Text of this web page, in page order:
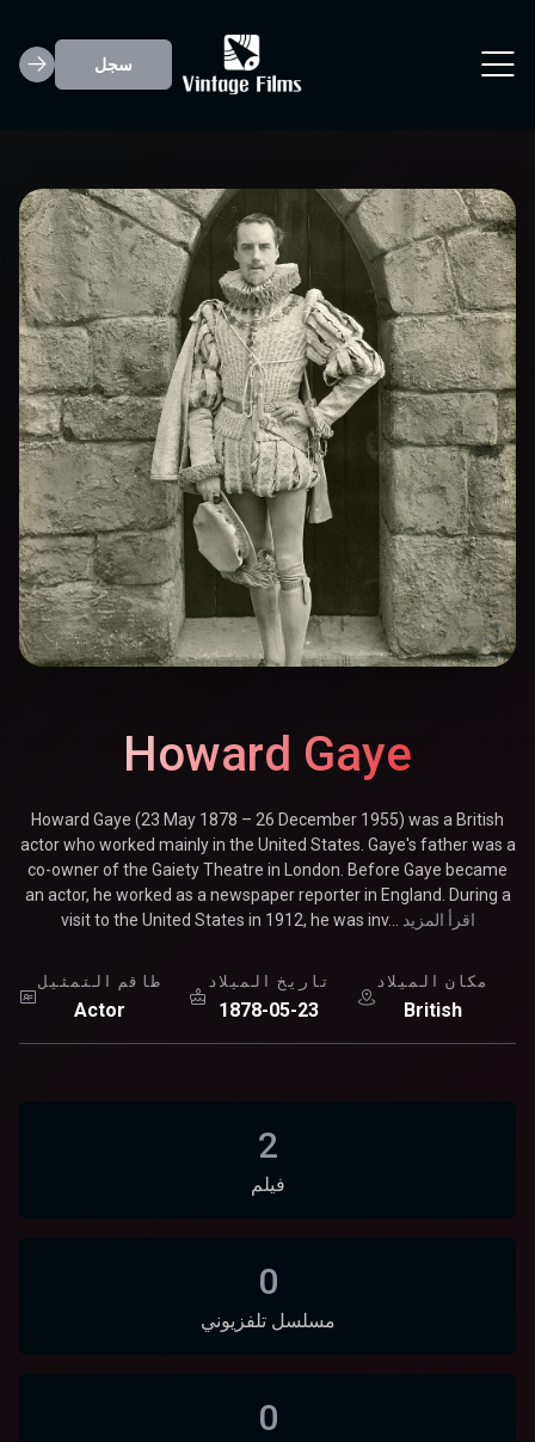
سجل
Howard Gaye
Howard Gaye
Howard Gaye (23 May 1878 – 26 December 1955) was a British
actor who worked mainly in the United States. Gaye's father was a
co-owner of the Gaiety Theatre in London. Before Gaye became
an actor, he worked as a newspaper reporter in England. During a
visit to the United States in 1912, he was inv...
اقرأ المزيد
طاقم التمثيل
Actor
تاريخ الميلاد
1878-05-23
مكان الميلاد
British
2
فيلم
0
مسلسل تلفزيوني
0